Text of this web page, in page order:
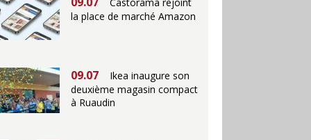
Castorama rejoint
la place de marché Amazon
09.07
Ikea inaugure son
deuxième magasin compact
à Ruaudin